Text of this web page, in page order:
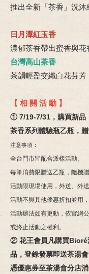
推出全新「茶香」洗沐
日月潭紅玉香
濃郁茶香帶出蜜香與
台灣高山茶香
茶韻輕盈交織白花芬
【 相 關 活 動 】
① 7/19-7/31，購買新品
茶香系列體驗瓶乙瓶，贈
注意事項：
全台門市皆配合派樣活動。
每筆消費限贈送乙瓶，隨機
活動限現場使用，外送、外
活動不與其他優惠折扣並用
活動辦法如有更動，依官網
或終止活動之權利。
② 花王會員凡購買
品，登錄發票即送茶湯
憑優惠券至茶湯會分店